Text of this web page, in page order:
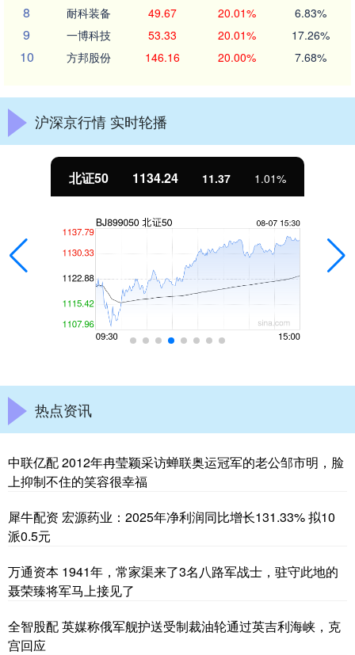
8 耐科装备 49.67 20.01% 6.83%
9 一博科技 53.33 20.01% 17.26%
10 方邦股份 146.16 20.00% 7.68%
沪深京行情 实时轮播
北证50 1134.24 11.37 1.01%
热点资讯
中联亿配 2012年冉莹颖采访蝉联奥运冠军的老公邹市明，脸
上抑制不住的笑容很幸福
犀牛配资 宏源药业：2025年净利润同比增长131.33% 拟10
派0.5元
万通资本 1941年，常家渠来了3名八路军战士，驻守此地的
聂荣臻将军马上接见了
全智股配 英媒称俄军舰护送受制裁油轮通过英吉利海峡，克
宫回应